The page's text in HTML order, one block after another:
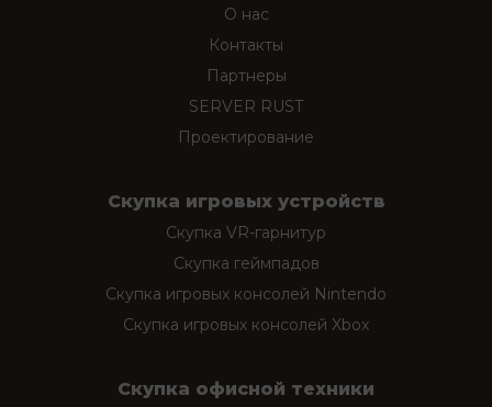
О нас
Контакты
Партнеры
SERVER RUST
Проектирование
Скупка игровых устройств
Скупка VR-гарнитур
Скупка геймпадов
Скупка игровых консолей Nintendo
Скупка игровых консолей Xbox
Скупка офисной техники